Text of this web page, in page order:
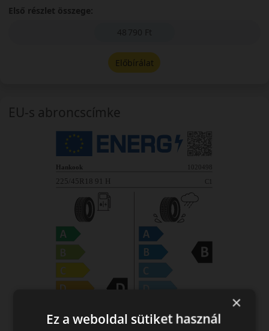
Első részlet összege:
48 790 Ft
Előbírálat
EU-s abroncscímke
×
Ez a weboldal sütiket használ